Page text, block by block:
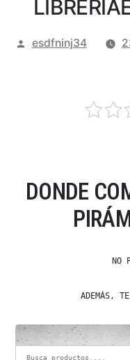
Posted
esdfninj34
DONDE
NO
ADEMÁS,